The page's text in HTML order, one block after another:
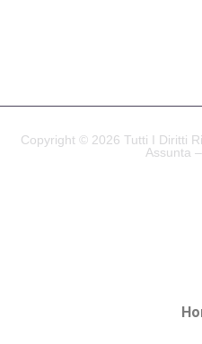
Copyright © 2026 Tutti I Diritti
Assunta